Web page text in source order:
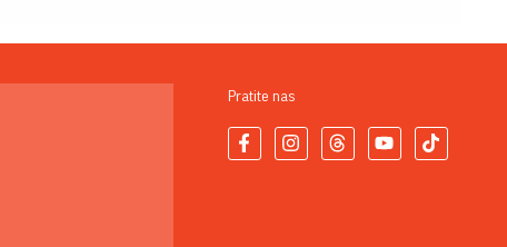
Pratite nas